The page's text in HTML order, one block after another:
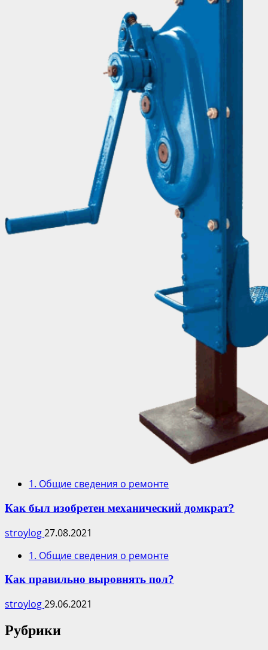
1. Общие сведения о ремонте
Как был изобретен механический домкрат?
stroylog27.08.2021
1. Общие сведения о ремонте
Как правильно выровнять пол?
stroylog29.06.2021
Рубрики